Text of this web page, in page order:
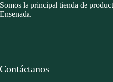
Somos la principal tienda de
Ensenada.
Contáctanos